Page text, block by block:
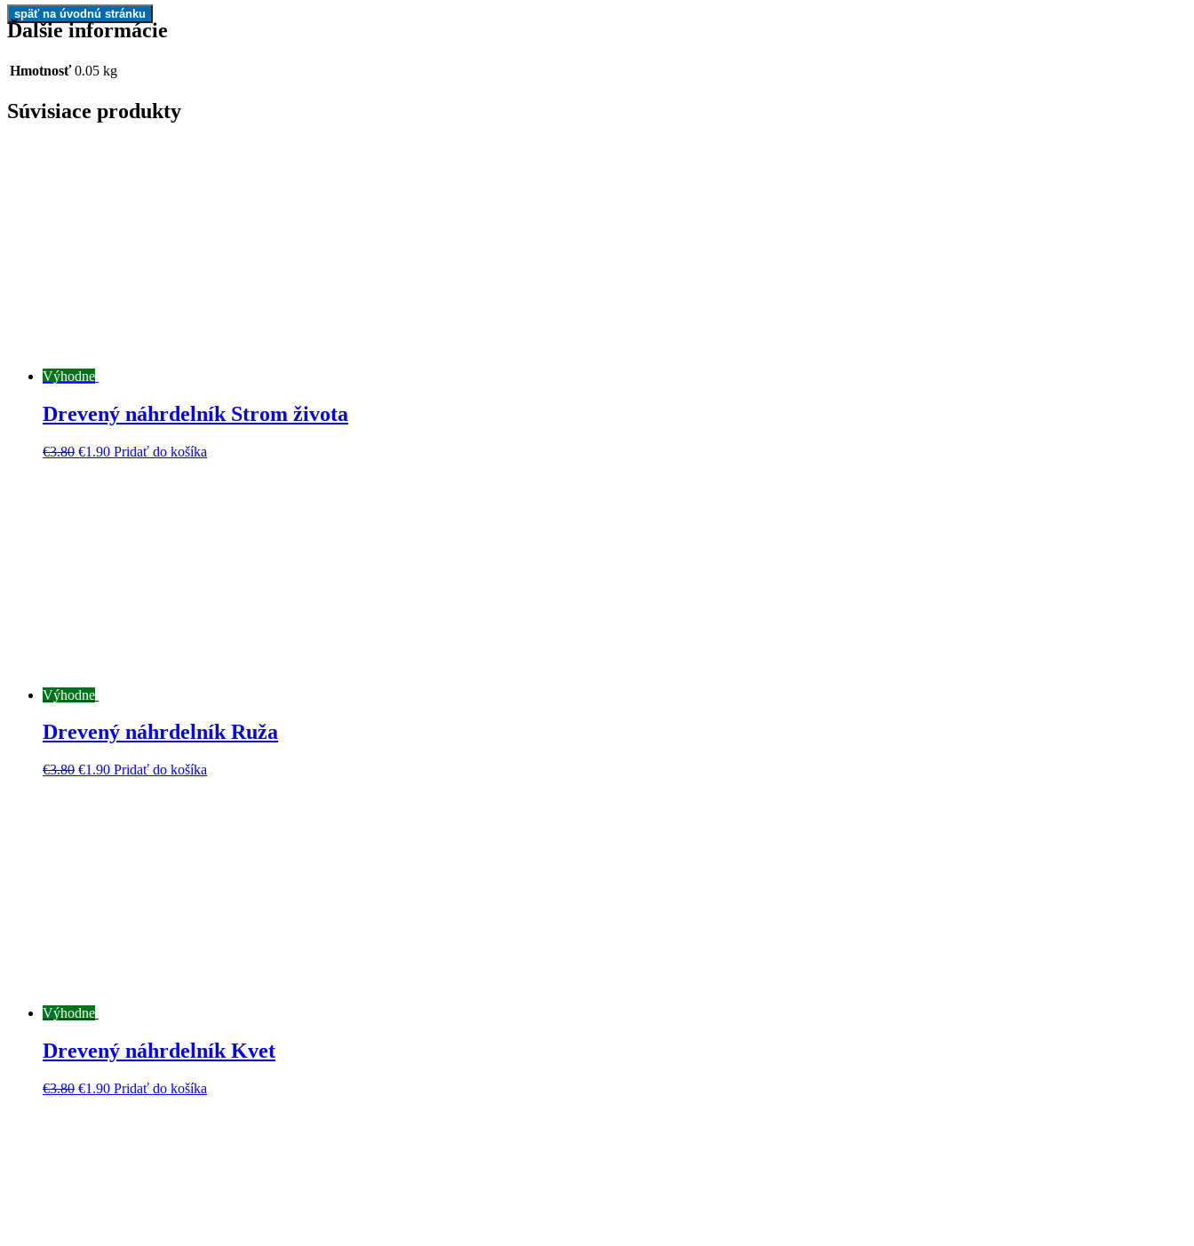
Ďalšie informácie
Hmotnosť 0.05 kg
Súvisiace produkty
Výhodne
Drevený náhrdelník Strom života
€3.80 €1.90 Pridať do košíka
Výhodne
Drevený náhrdelník Ruža
€3.80 €1.90 Pridať do košíka
Výhodne
Drevený náhrdelník Kvet
€3.80 €1.90 Pridať do košíka